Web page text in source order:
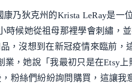
康乃狄克州的Krista LeRay是
時候她從祖母那裡學會刺繡，
，沒想到在新冠疫情來臨前，
業，她說「我最初只是在Etsy
粉絲們紛紛詢問購買，這讓我